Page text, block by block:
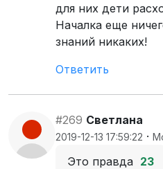
для них дети
Началка еще
знаний никаких!
Ответить
#269 Светлана
2019-12-13 17:59:22 ·
Это правда 23